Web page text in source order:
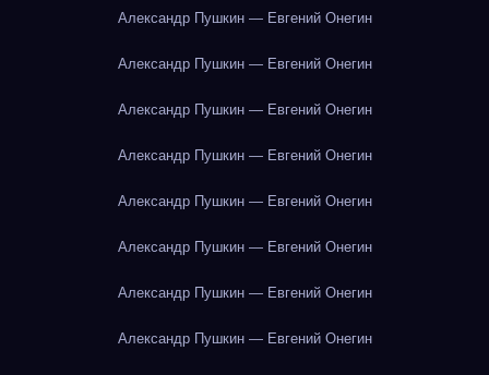
Александр Пушкин — Евгений Онегин
Александр Пушкин — Евгений Онегин
Александр Пушкин — Евгений Онегин
Александр Пушкин — Евгений Онегин
Александр Пушкин — Евгений Онегин
Александр Пушкин — Евгений Онегин
Александр Пушкин — Евгений Онегин
Александр Пушкин — Евгений Онегин